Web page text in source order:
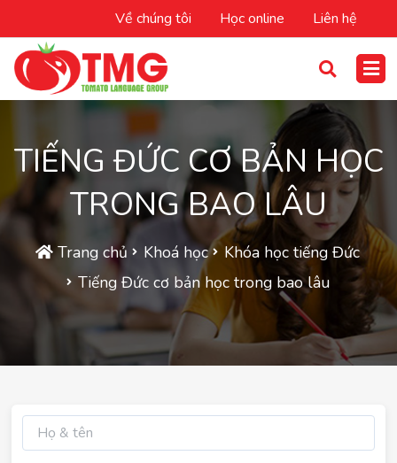
Về chúng tôi Học online Liên hệ
TIẾNG ĐỨC CƠ BẢN HỌC
TRONG BAO LÂU
Trang chủ Khoá học
Khóa học tiếng Đức
Tiếng Đức cơ bản học trong bao lâu